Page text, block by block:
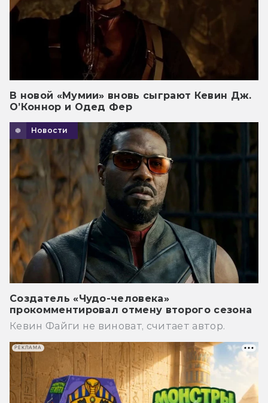
В новой «Мумии» вновь сыграют Кевин Дж.
О’Коннор и Одед Фер
Новости
Создатель «Чудо-человека»
прокомментировал отмену второго сезона
Кевин Файги не виноват, считает автор.
РЕКЛАМА